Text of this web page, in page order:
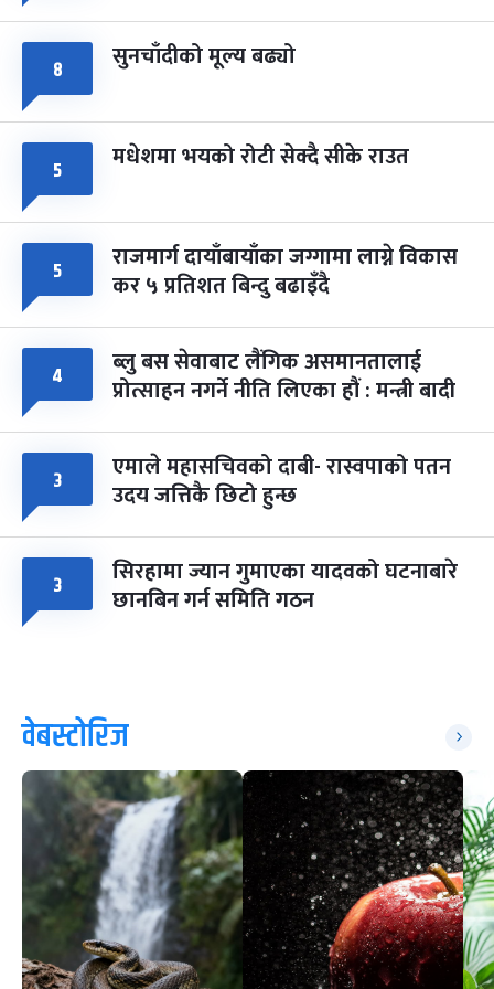
८ सुनचाँदीको मूल्य बढ्यो
५ मधेशमा भयको रोटी सेक्दै सीके राउत
५ राजमार्ग दायाँबायाँका जग्गामा लाग्ने विकास
कर ५ प्रतिशत बिन्दु बढाइँदै
४ ब्लु बस सेवाबाट लैंगिक असमानतालाई
प्रोत्साहन नगर्ने नीति लिएका हौं : मन्त्री बादी
३ एमाले महासचिवको दाबी- रास्वपाको पतन
उदय जत्तिकै छिटो हुन्छ
३ सिरहामा ज्यान गुमाएका यादवको घटनाबारे
छानबिन गर्न समिति गठन
वेबस्टोरिज